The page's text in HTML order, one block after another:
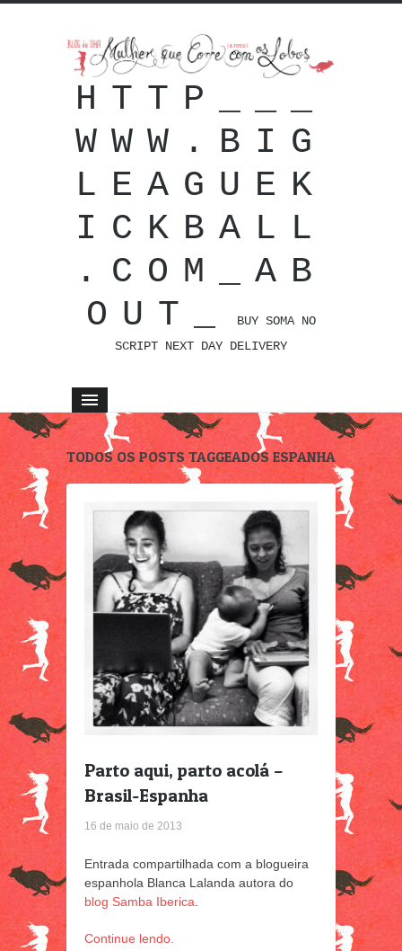
HTTP___
WWW.BIG
LEAGUEK
ICKBALL
.COM_AB
OUT_
BUY SOMA NO
SCRIPT NEXT DAY DELIVERY
TODOS OS POSTS TAGGEADOS ESPANHA
Parto aqui, parto acolá –
Brasil-Espanha
16 de maio de 2013
Entrada compartilhada com a blogueira
espanhola Blanca Lalanda autora do
blog Samba Iberica
Continue lendo.